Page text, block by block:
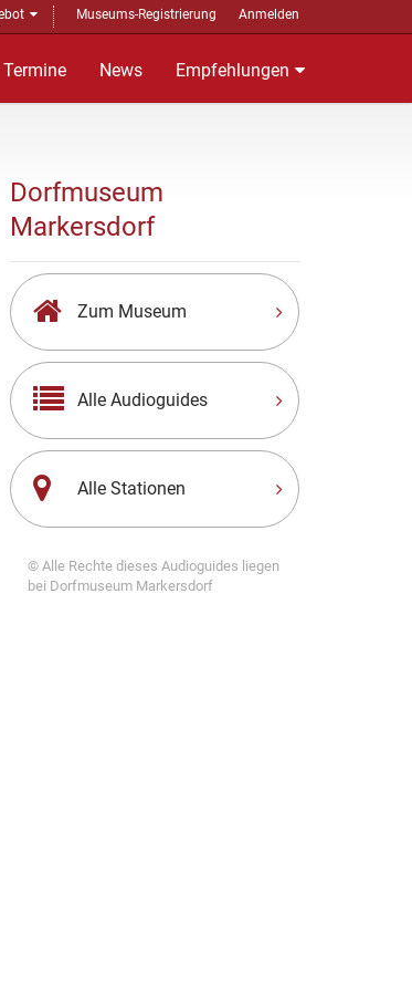
Museums-Registrierung Anmelden
Termine News Empfehlungen
Dorfmuseum
Markersdorf
Zum Museum
Alle Audioguides
Alle Stationen
© Alle Rechte dieses Audioguides liegen
bei Dorfmuseum Markersdorf